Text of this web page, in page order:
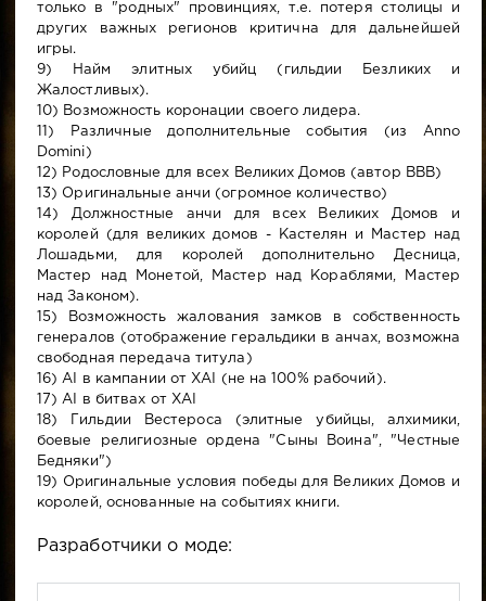
только в "родных" провинциях, т.е. потеря столицы и
других важных регионов критична для дальнейшей
игры.
9) Найм элитных убийц (гильдии Безликих и
Жалостливых).
10) Возможность коронации своего лидера.
11) Различные дополнительные события (из Anno
Domini)
12) Родословные для всех Великих Домов (автор BBB)
13) Оригинальные анчи (огромное количество)
14) Должностные анчи для всех Великих Домов и
королей (для великих домов - Кастелян и Мастер над
Лошадьми, для королей дополнительно Десница,
Мастер над Монетой, Мастер над Кораблями, Мастер
над Законом).
15) Возможность жалования замков в собственность
генералов (отображение геральдики в анчах, возможна
свободная передача титула)
16) AI в кампании от XAI (не на 100% рабочий).
17) AI в битвах от XAI
18) Гильдии Вестероса (элитные убийцы, алхимики,
боевые религиозные ордена "Сыны Воина", "Честные
Бедняки")
19) Оригинальные условия победы для Великих Домов и
королей, основанные на событиях книги.
Разработчики о моде: